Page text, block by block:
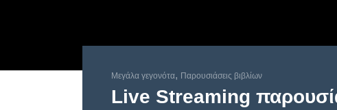
Μεγάλα γεγονότα, Παρουσιάσεις βιβλίων
Live Streaming